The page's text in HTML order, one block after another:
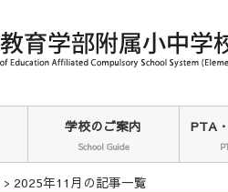
学校のご案内
School Guide
PTA
2025年11月の記事一覧